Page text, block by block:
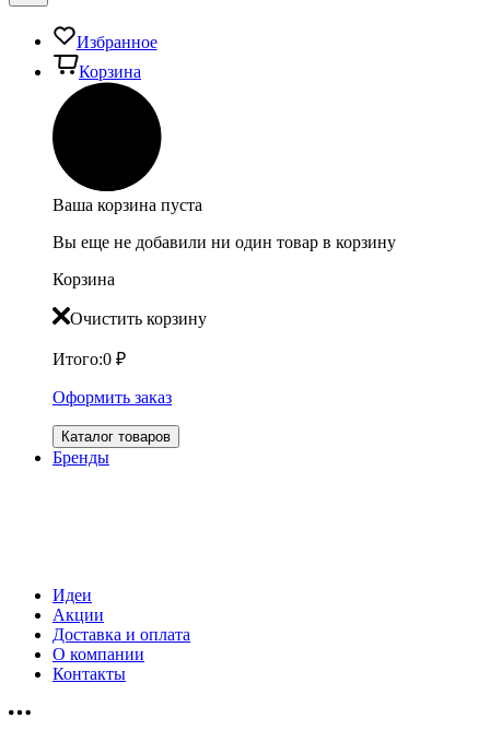
Избранное
Корзина
Ваша корзина пуста
Вы еще не добавили ни один товар в корзину
Корзина
Очистить корзину
Итого:0 ₽
Оформить заказ
Каталог товаров
Бренды
Идеи
Акции
Доставка и оплата
О компании
Контакты